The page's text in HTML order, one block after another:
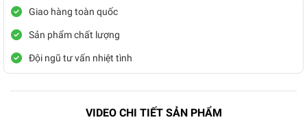
Giao hàng toàn quốc
Sản phẩm chất lượng
Đội ngũ tư vấn nhiệt tình
VIDEO CHI TIẾT SẢN PHẨM